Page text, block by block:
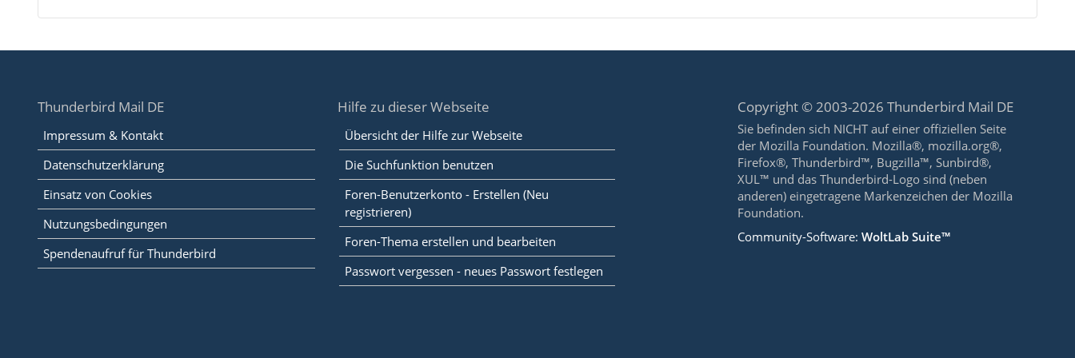
Thunderbird Mail DE
Impressum & Kontakt
Datenschutzerklärung
Einsatz von Cookies
Nutzungsbedingungen
Spendenaufruf für Thunderbird
Hilfe zu dieser Webseite
Übersicht der Hilfe zur Webseite
Die Suchfunktion benutzen
Foren-Benutzerkonto - Erstellen (Neu
registrieren)
Foren-Thema erstellen und bearbeiten
Passwort vergessen - neues Passwort festlegen
Copyright © 2003-2026 Thunderbird Mail DE
Sie befinden sich NICHT auf einer offiziellen Seite
der Mozilla Foundation. Mozilla®, mozilla.org®,
Firefox®, Thunderbird™, Bugzilla™, Sunbird®,
XUL™ und das Thunderbird-Logo sind (neben
anderen) eingetragene Markenzeichen der Mozilla
Foundation.
Community-Software:WoltLab Suite™